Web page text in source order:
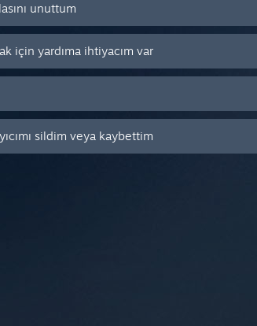
unuttum
için yardıma ihtiyacım var
sildim veya kaybettim